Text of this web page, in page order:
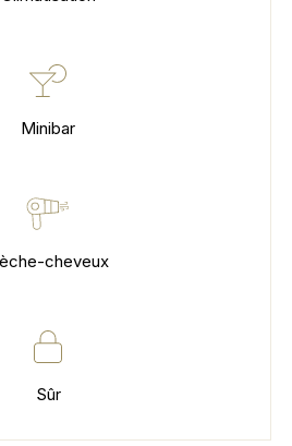
Minibar
cheveux
Sûr